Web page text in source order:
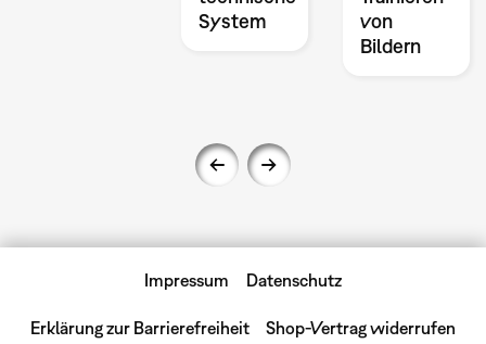
System
von
Bildern
Impressum Datenschutz
Erklärung zur Barrierefreiheit Shop-Vertrag widerrufen